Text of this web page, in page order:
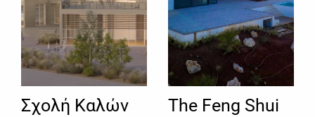
Σχολή Καλών
The Feng Shui